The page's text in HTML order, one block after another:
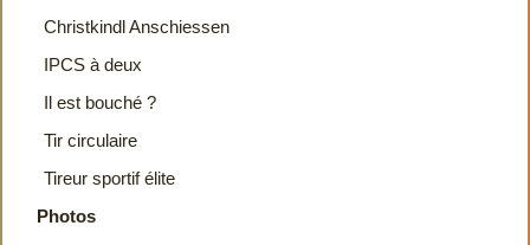
Christkindl Anschiessen
IPCS à deux
Il est bouché ?
Tir circulaire
Tireur sportif élite
Photos